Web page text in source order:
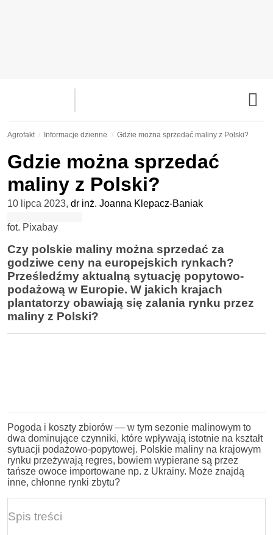
Agrofakt Informacje dzienne Gdzie można sprzedać maliny z Polski?
Gdzie można sprzedać
maliny z Polski?
10 lipca 2023, dr inż. Joanna Klepacz-Baniak
fot. Pixabay
Czy polskie maliny można sprzedać za
godziwe ceny na europejskich rynkach?
Prześledźmy aktualną sytuację popytowo-
podażową w Europie. W jakich krajach
plantatorzy obawiają się zalania rynku przez
maliny z Polski?
Pogoda i koszty zbiorów — w tym sezonie malinowym to
dwa dominujące czynniki, które wpływają istotnie na kształt
sytuacji podażowo-popytowej. Polskie maliny na krajowym
rynku przeżywają regres, bowiem wypierane są przez
tańsze owoce importowane np. z Ukrainy. Może znajdą
inne, chłonne rynki zbytu?
Spis treści